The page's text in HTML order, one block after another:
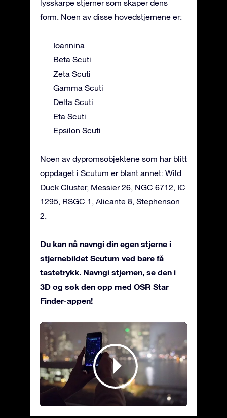
lysskarpe stjerner som skaper dens
form. Noen av disse hovedstjernene er:
Ioannina
Beta Scuti
Zeta Scuti
Gamma Scuti
Delta Scuti
Eta Scuti
Epsilon Scuti
Noen av dypromsobjektene som har blitt
oppdaget i Scutum er blant annet: Wild
Duck Cluster, Messier 26, NGC 6712, IC
1295, RSGC 1, Alicante 8, Stephenson
2.
Du kan nå navngi din egen stjerne i
stjernebildet Scutum ved bare få
tastetrykk. Navngi stjernen, se den i
3D og søk den opp med OSR Star
Finder-appen!